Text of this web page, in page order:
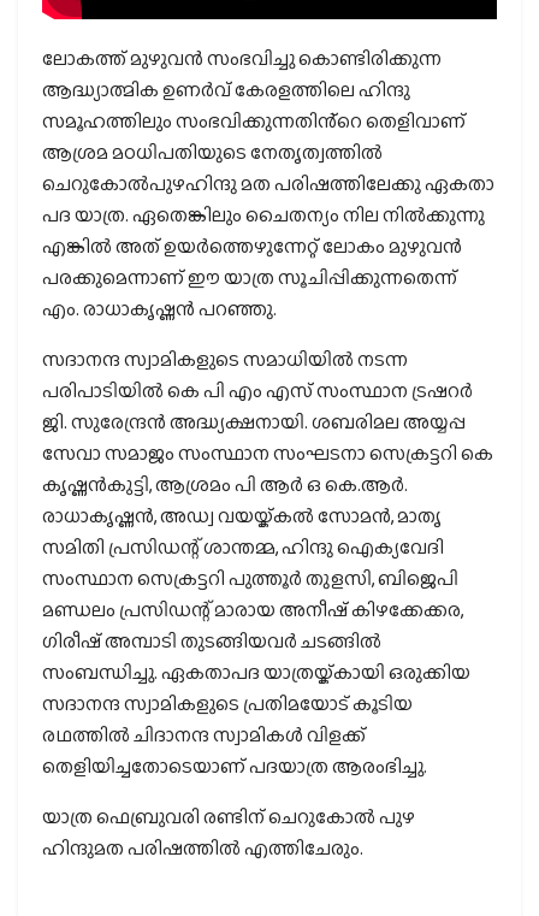
ലോകത്ത് മുഴുവൻ സംഭവിച്ചു കൊണ്ടിരിക്കുന്ന
ആദ്ധ്യാത്മിക ഉണർവ് കേരളത്തിലെ ഹിന്ദു
സമൂഹത്തിലും സംഭവിക്കുന്നതിൻ്റെ തെളിവാണ്
ആശ്രമ മഠധിപതിയുടെ നേതൃത്വത്തിൽ
ചെറുകോൽപുഴഹിന്ദു മത പരിഷത്തിലേക്കു ഏകതാ
പദ യാത്ര. ഏതെങ്കിലും ചൈതന്യം നില നിൽക്കുന്നു
എങ്കിൽ അത് ഉയർത്തെഴുന്നേറ്റ് ലോകം മുഴുവൻ
പരക്കുമെന്നാണ് ഈ യാത്ര സൂചിപ്പിക്കുന്നതെന്ന്
എം. രാധാകൃഷ്ണൻ പറഞ്ഞു.
സദാനന്ദ സ്വാമികളുടെ സമാധിയിൽ നടന്ന
പരിപാടിയിൽ കെ പി എം എസ് സംസ്ഥാന ട്രഷറർ
ജി. സുരേന്ദ്രൻ അദ്ധ്യക്ഷനായി. ശബരിമല അയ്യപ്പ
സേവാ സമാജം സംസ്ഥാന സംഘടനാ സെക്രട്ടറി കെ
കൃഷ്ണൻകുട്ടി, ആശ്രമം പി ആർ ഒ കെ.ആർ.
രാധാകൃഷ്ണൻ, അഡ്വ വയയ്ക്കൽ സോമൻ, മാതൃ
സമിതി പ്രസിഡന്റ്‌ ശാന്തമ്മ, ഹിന്ദു ഐക്യവേദി
സംസ്ഥാന സെക്രട്ടറി പുത്തൂർ തുളസി, ബിജെപി
മണ്ഡലം പ്രസിഡന്റ്‌ മാരായ അനീഷ് കിഴക്കേക്കര,
ഗിരീഷ് അമ്പാടി തുടങ്ങിയവർ ചടങ്ങിൽ
സംബന്ധിച്ചു. ഏകതാപദ യാത്രയ്ക്കായി ഒരുക്കിയ
സദാനന്ദ സ്വാമികളുടെ പ്രതിമയോട് കൂടിയ
രഥത്തിൽ ചിദാനന്ദ സ്വാമികൾ വിളക്ക്
തെളിയിച്ചതോടെയാണ് പദയാത്ര ആരംഭിച്ചു.
യാത്ര ഫെബ്രുവരി രണ്ടിന് ചെറുകോൽ പുഴ
ഹിന്ദുമത പരിഷത്തിൽ എത്തിചേരും.